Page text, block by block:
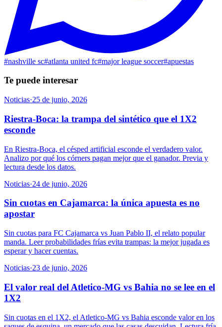
#nashville sc#atlanta united fc#major league soccer#apuestas
Te puede interesar
Noticias·25 de junio, 2026
Riestra-Boca: la trampa del sintético que el 1X2
esconde
En Riestra-Boca, el césped artificial esconde el verdadero valor.
Analizo por qué los córners pagan mejor que el ganador. Previa y
lectura desde los datos.
Noticias·24 de junio, 2026
Sin cuotas en Cajamarca: la única apuesta es no
apostar
Sin cuotas para FC Cajamarca vs Juan Pablo II, el relato popular
manda. Leer probabilidades frías evita trampas: la mejor jugada es
esperar y hacer cuentas.
Noticias·23 de junio, 2026
El valor real del Atletico-MG vs Bahia no se lee en el
1X2
Sin cuotas en el 1X2, el Atletico-MG vs Bahia esconde valor en los